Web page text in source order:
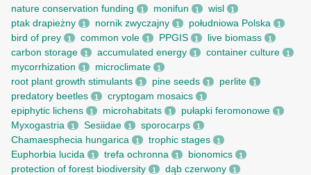
nature conservation funding 1 monifun 1 wisl 1
ptak drapieżny 1 nornik zwyczajny 1 południowa Polska 1
bird of prey 1 common vole 1 PPGIS 1 live biomass 1
carbon storage 1 accumulated energy 1 container culture 1
mycorrhization 1 microclimate 1
root рlant growth stimulants 1 pine seeds 1 perlite 1
predatory beetles 1 cryptogam mosaics 1
epiphytic lichens 1 microhabitats 1 pułapki feromonowe 1
Myxogastria 1 Sesiidae 1 sporocarps 1
Chamaesphecia hungarica 1 trophic stages 1
Euphorbia lucida 1 trefa ochronna 1 bionomics 1
protection of forest biodiversity 1 dąb czerwony 1